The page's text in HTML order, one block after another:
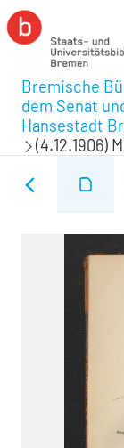
Bremische
dem Senat
Hansestadt
(4.12.1906)